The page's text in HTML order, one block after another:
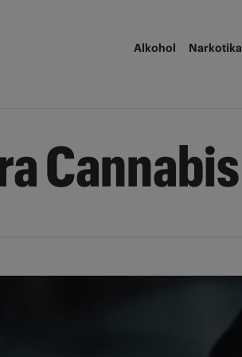
Alkohol Narkotika
Cannabis